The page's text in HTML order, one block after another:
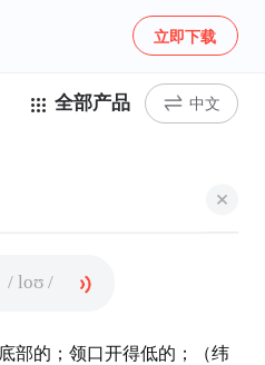
立即下载
全部产品 中文
/ loʊ /
部的；领口开得低的；（纬